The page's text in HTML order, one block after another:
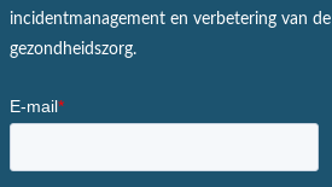
incidentmanagement en verbetering van de
gezondheidszorg.